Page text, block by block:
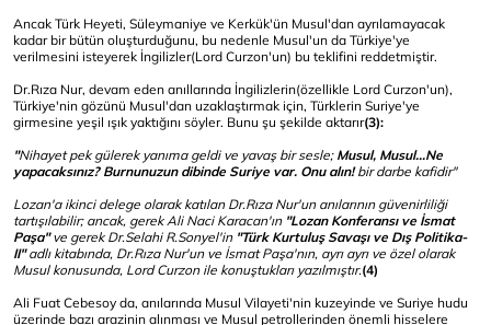
Ancak Türk Heyeti, Süleymaniye ve Kerkük'ün Musul'dan ayrılamayacak
kadar bir bütün oluşturduğunu, bu nedenle Musul'un da Türkiye'ye
verilmesini isteyerek İngilizler(Lord Curzon'un) bu teklifini reddetmiştir.
Dr.Rıza Nur, devam eden anıllarında İngilizlerin(özellikle Lord Curzon'un),
Türkiye'nin gözünü Musul'dan uzaklaştırmak için, Türklerin Suriye'ye
girmesine yeşil ışık yaktığını söyler. Bunu şu şekilde aktarır(3):
"Nihayet pek gülerek yanıma geldi ve yavaş bir sesle; Musul, Musul...Ne
yapacaksınız? Burnunuzun dibinde Suriye var. Onu alın!bir darbe kafidir"
Lozan'a ikinci delege olarak katılan Dr.Rıza Nur'un anılarının güvenirliliği
tartışılabilir; ancak, gerek Ali Naci Karacan'ın "Lozan Konferansı ve İsmat
Paşa"ve gerek Dr.Selahi R.Sonyel'in "Türk Kurtuluş Savaşı ve Dış Politika-
II"adlı kitabında, Dr.Rıza Nur'un ve İsmat Paşa'nın, ayrı ayrı ve özel olarak
Musul konusunda, Lord Curzon ile konuştukları yazılmıştır.(4)
Ali Fuat Cebesoy da, anılarında Musul Vilayeti'nin kuzeyinde ve Suriye hudu
üzerinde bazı arazinin alınması ve Musul petrollerinden önemli hisselere